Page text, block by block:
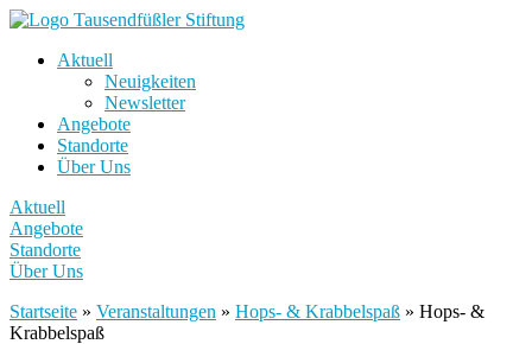
Aktuell
Neuigkeiten
Newsletter
Angebote
Standorte
Über Uns
Aktuell
Angebote
Standorte
Über Uns
Startseite » Veranstaltungen » Hops- & Krabbelspaß » Hops- &
Krabbelspaß